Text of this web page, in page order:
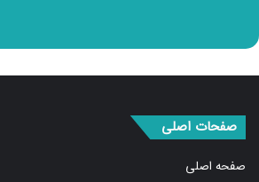
صفحات اصلی
صفحه اصلی